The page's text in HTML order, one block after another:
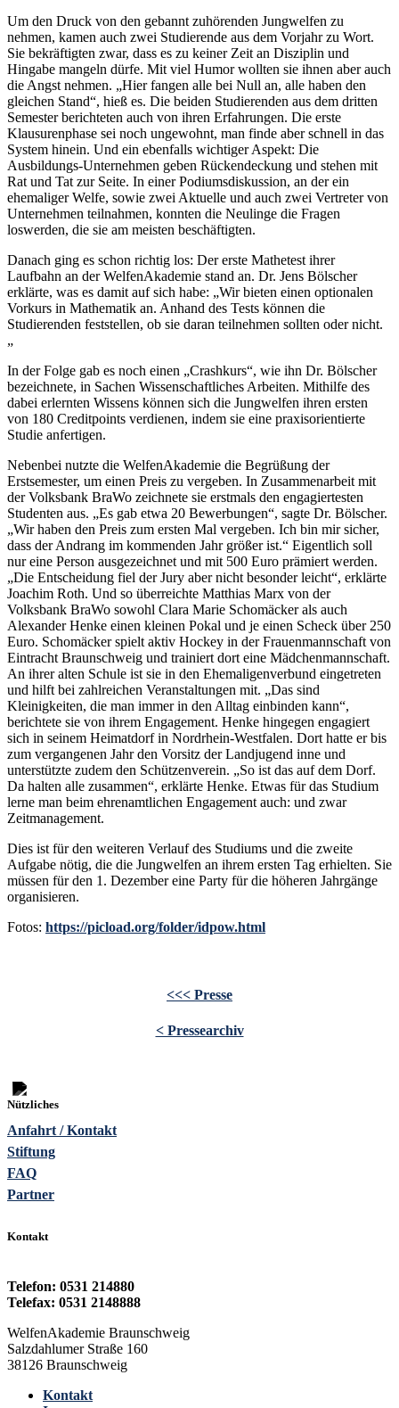
Um den Druck von den gebannt zuhörenden Jungwelfen zu
nehmen, kamen auch zwei Studierende aus dem Vorjahr zu Wort.
Sie bekräftigten zwar, dass es zu keiner Zeit an Disziplin und
Hingabe mangeln dürfe. Mit viel Humor wollten sie ihnen aber auch
die Angst nehmen. „Hier fangen alle bei Null an, alle haben den
gleichen Stand“, hieß es. Die beiden Studierenden aus dem dritten
Semester berichteten auch von ihren Erfahrungen. Die erste
Klausurenphase sei noch ungewohnt, man finde aber schnell in das
System hinein. Und ein ebenfalls wichtiger Aspekt: Die
Ausbildungs-Unternehmen geben Rückendeckung und stehen mit
Rat und Tat zur Seite. In einer Podiumsdiskussion, an der ein
ehemaliger Welfe, sowie zwei Aktuelle und auch zwei Vertreter von
Unternehmen teilnahmen, konnten die Neulinge die Fragen
loswerden, die sie am meisten beschäftigten.
Danach ging es schon richtig los: Der erste Mathetest ihrer
Laufbahn an der WelfenAkademie stand an. Dr. Jens Bölscher
erklärte, was es damit auf sich habe: „Wir bieten einen optionalen
Vorkurs in Mathematik an. Anhand des Tests können die
Studierenden feststellen, ob sie daran teilnehmen sollten oder nicht.
„
In der Folge gab es noch einen „Crashkurs“, wie ihn Dr. Bölscher
bezeichnete, in Sachen Wissenschaftliches Arbeiten. Mithilfe des
dabei erlernten Wissens können sich die Jungwelfen ihren ersten
von 180 Creditpoints verdienen, indem sie eine praxisorientierte
Studie anfertigen.
Nebenbei nutzte die WelfenAkademie die Begrüßung der
Erstsemester, um einen Preis zu vergeben. In Zusammenarbeit mit
der Volksbank BraWo zeichnete sie erstmals den engagiertesten
Studenten aus. „Es gab etwa 20 Bewerbungen“, sagte Dr. Bölscher.
„Wir haben den Preis zum ersten Mal vergeben. Ich bin mir sicher,
dass der Andrang im kommenden Jahr größer ist.“ Eigentlich soll
nur eine Person ausgezeichnet und mit 500 Euro prämiert werden.
„Die Entscheidung fiel der Jury aber nicht besonder leicht“, erklärte
Joachim Roth. Und so überreichte Matthias Marx von der
Volksbank BraWo sowohl Clara Marie Schomäcker als auch
Alexander Henke einen kleinen Pokal und je einen Scheck über 250
Euro. Schomäcker spielt aktiv Hockey in der Frauenmannschaft von
Eintracht Braunschweig und trainiert dort eine Mädchenmannschaft.
An ihrer alten Schule ist sie in den Ehemaligenverbund eingetreten
und hilft bei zahlreichen Veranstaltungen mit. „Das sind
Kleinigkeiten, die man immer in den Alltag einbinden kann“,
berichtete sie von ihrem Engagement. Henke hingegen engagiert
sich in seinem Heimatdorf in Nordrhein-Westfalen. Dort hatte er bis
zum vergangenen Jahr den Vorsitz der Landjugend inne und
unterstützte zudem den Schützenverein. „So ist das auf dem Dorf.
Da halten alle zusammen“, erklärte Henke. Etwas für das Studium
lerne man beim ehrenamtlichen Engagement auch: und zwar
Zeitmanagement.
Dies ist für den weiteren Verlauf des Studiums und die zweite
Aufgabe nötig, die die Jungwelfen an ihrem ersten Tag erhielten. Sie
müssen für den 1. Dezember eine Party für die höheren Jahrgänge
organisieren.
Fotos: https://picload.org/folder/idpow.html
<<< Presse
< Pressearchiv
Nützliches
Anfahrt / Kontakt
Stiftung
FAQ
Partner
Kontakt
Telefon: 0531 214880
Telefax: 0531 2148888
WelfenAkademie Braunschweig
Salzdahlumer Straße 160
38126 Braunschweig
Kontakt